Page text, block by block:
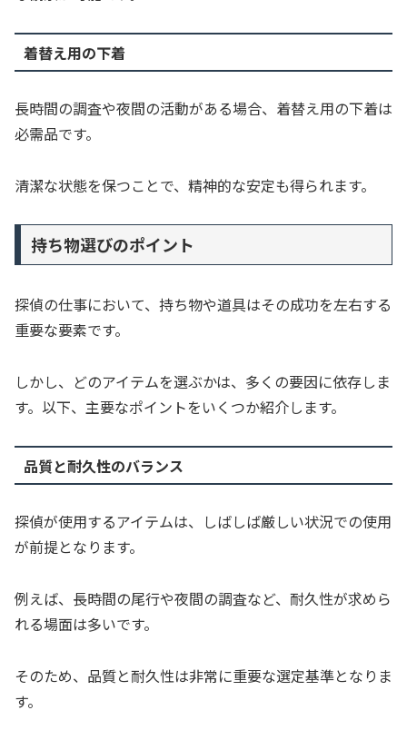
着替え用の下着
長時間の調査や夜間の活動がある場合、着替え用の下着は
必需品です。
清潔な状態を保つことで、精神的な安定も得られます。
持ち物選びのポイント
探偵の仕事において、持ち物や道具はその成功を左右する
重要な要素です。
しかし、どのアイテムを選ぶかは、多くの要因に依存しま
す。以下、主要なポイントをいくつか紹介します。
品質と耐久性のバランス
探偵が使用するアイテムは、しばしば厳しい状況での使用
が前提となります。
例えば、長時間の尾行や夜間の調査など、耐久性が求めら
れる場面は多いです。
そのため、品質と耐久性は非常に重要な選定基準となりま
す。